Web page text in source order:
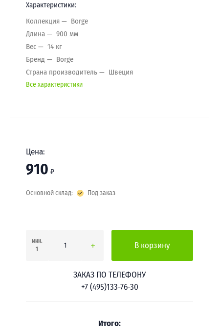
Характеристики:
Коллекция
Borge
Длина
900 мм
Вес
14 кг
Бренд
Borge
Страна производитель
Швеция
Все характеристики
Цена:
910 ₽
Основной склад: Под заказ
мин.
1
В корзину
ЗАКАЗ ПО ТЕЛЕФОНУ
+7 (495)133-76-30
Итого: